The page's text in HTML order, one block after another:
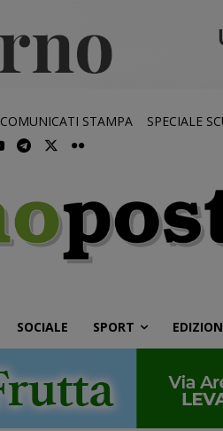
COMUNICATI STAMPA SPECIALE
SOCIALE SPORT